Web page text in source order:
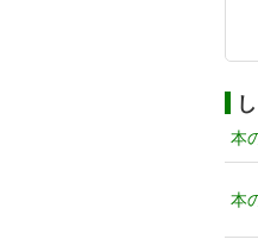
本
本